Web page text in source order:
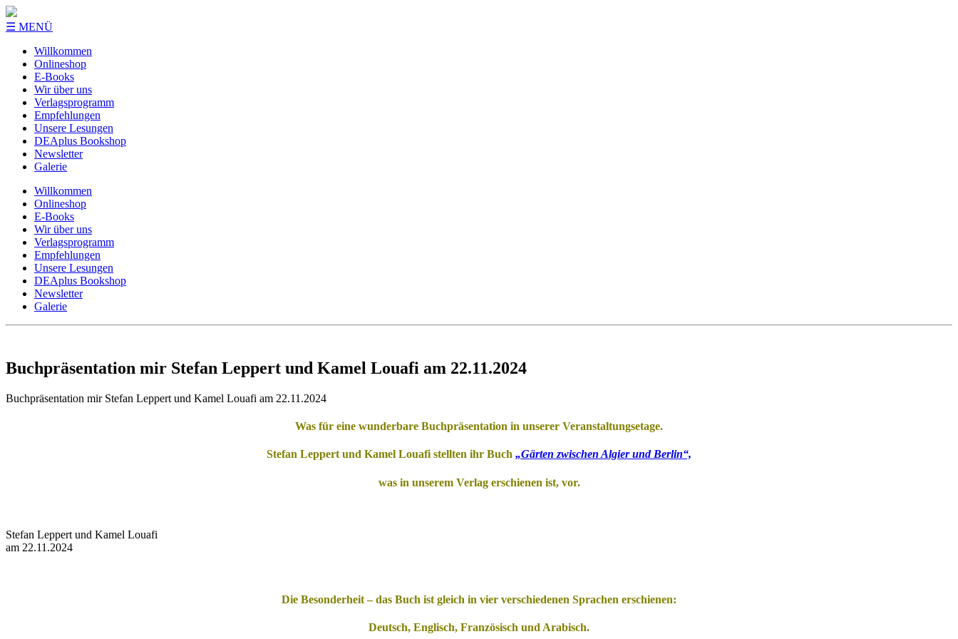
☰ MENÜ
Willkommen
Onlineshop
E-Books
Wir über uns
Verlagsprogramm
Empfehlungen
Unsere Lesungen
DEAplus Bookshop
Newsletter
Galerie
Willkommen
Onlineshop
E-Books
Wir über uns
Verlagsprogramm
Empfehlungen
Unsere Lesungen
DEAplus Bookshop
Newsletter
Galerie
Buchpräsentation mir Stefan Leppert und Kamel Louafi am 22.11.2024
Buchpräsentation mir Stefan Leppert und Kamel Louafi am 22.11.2024
Was für eine wunderbare Buchpräsentation in unserer Veranstaltungsetage.
Stefan Leppert und Kamel Louafi stellten ihr Buch „Gärten zwischen Algier und Berlin“,
was in unserem Verlag erschienen ist, vor.
Stefan Leppert und Kamel Louafi
am 22.11.2024
Die Besonderheit – das Buch ist gleich in vier verschiedenen Sprachen erschienen:
Deutsch, Englisch, Französisch und Arabisch.